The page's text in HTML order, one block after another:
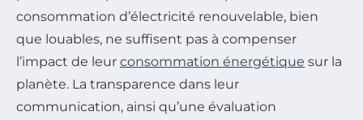
consommation d’électricité renouvelable, bien
que louables, ne suffisent pas à compenser
l’impact de leur consommation énergétique sur la
planète. La transparence dans leur
communication, ainsi qu’une évaluation